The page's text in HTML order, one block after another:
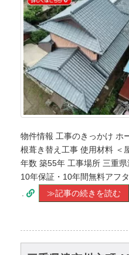
物件情報 工事のきっかけ ホ
根葺き替え工事 使用材料
年数 築55年 工事場所 三重
10年保証・10年間無料アフ
≫記事の続きを読む